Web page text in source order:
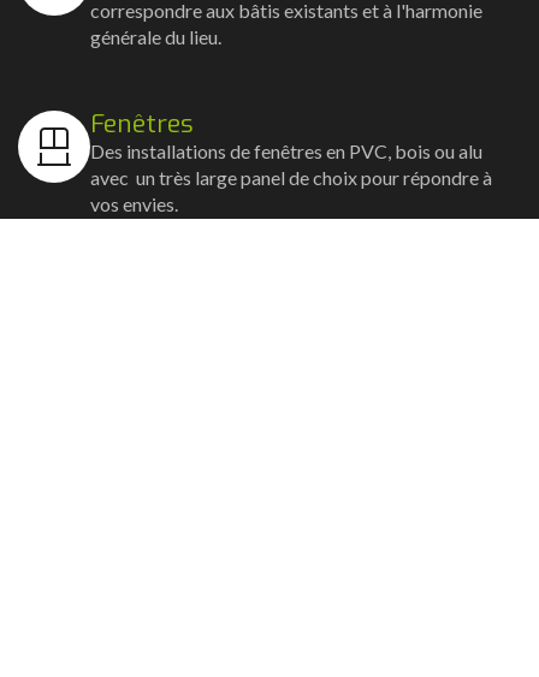
correspondre aux bâtis existants et à l'harmonie
générale du lieu.
Fenêtres
Des installations de fenêtres en PVC, bois ou alu
avec un très large panel de choix pour répondre à
vos envies.